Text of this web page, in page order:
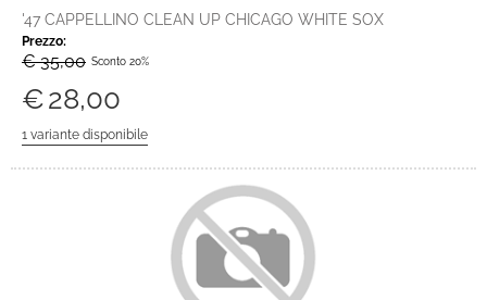
'47 CAPPELLINO CLEAN UP CHICAGO WHITE SOX
Prezzo:
€ 35,00 Sconto 20%
€28,00